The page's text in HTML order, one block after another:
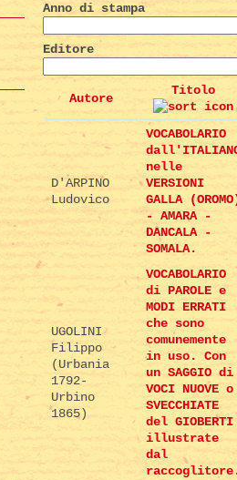
Anno di stampa
Editore
Autore
Titolo
D'ARPINO
Ludovico
VOCABOLARIO
nelle
VERSIONI
GALLA
- AMARA -
DANCALA -
SOMALA.
UGOLINI
Filippo
(Urbania
1792-
Urbino
1865)
VOCABOLARIO
di PAROLE e
MODI ERRATI
che sono
comunemente
in uso. Con
un SAGGIO di
VOCI NUOVE o
SVECCHIATE
del GIOBERTI
illustrate
dal